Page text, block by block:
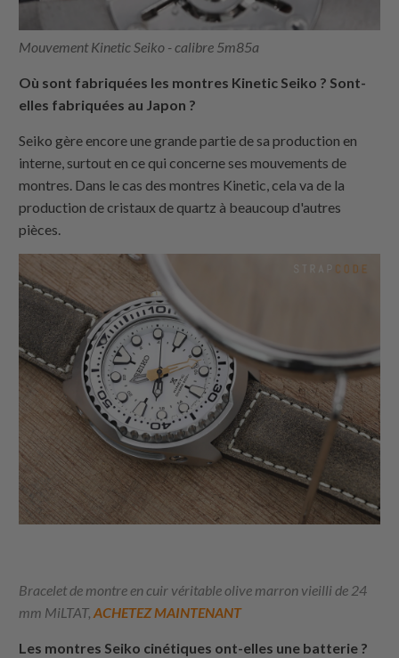
Mouvement Kinetic Seiko - calibre 5m85a
Où sont fabriquées les montres Kinetic Seiko ? Sont-
elles fabriquées au Japon ?
Seiko gère encore une grande partie de sa production en
interne, surtout en ce qui concerne ses mouvements de
montres. Dans le cas des montres Kinetic, cela va de la
production de cristaux de quartz à beaucoup d'autres
pièces.
Bracelet de montre en cuir véritable olive marron vieilli de 24
mm MiLTAT, ACHETEZ MAINTENANT
Les montres Seiko cinétiques ont-elles une batterie ?